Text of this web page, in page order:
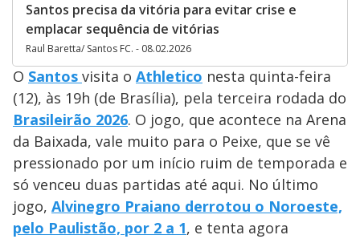
Santos precisa da vitória para evitar crise e
emplacar sequência de vitórias
Raul Baretta/ Santos FC. - 08.02.2026
O Santos visita o Athletico nesta quinta-feira
(12), às 19h (de Brasília), pela terceira rodada do
Brasileirão 2026. O jogo, que acontece na Arena
da Baixada, vale muito para o Peixe, que se vê
pressionado por um início ruim de temporada e
só venceu duas partidas até aqui. No último
jogo, Alvinegro Praiano derrotou o Noroeste,
pelo Paulistão, por 2 a 1, e tenta agora